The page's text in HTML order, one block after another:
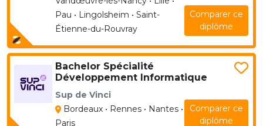
Pau • Lingolsheim • Saint-
Étienne-du-Rouvray
Comparer ce
diplôme
Bachelor Spécialité
Développement Informatique
Sup de Vinci
Bordeaux • Rennes • Nantes •
Paris
Comparer ce
diplôme